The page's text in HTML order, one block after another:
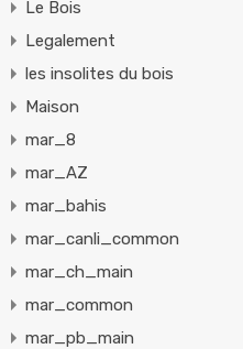
Le Bois
Legalement
les insolites du bois
Maison
mar_8
mar_AZ
mar_bahis
mar_canli_common
mar_ch_main
mar_common
mar_pb_main